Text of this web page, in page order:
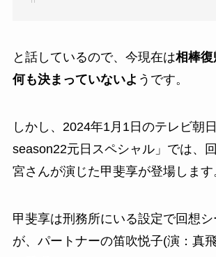
と話しているので、今現在は相棒復
何も決まっていないよ うです。
しかし、2024年1月1日のテレビ朝
season22元日スペシャル」では、
宮さんが演じた甲斐享が登場します
甲斐享は刑務所にいる設定で回想
が、パートナーの笛吹悦子(演：真